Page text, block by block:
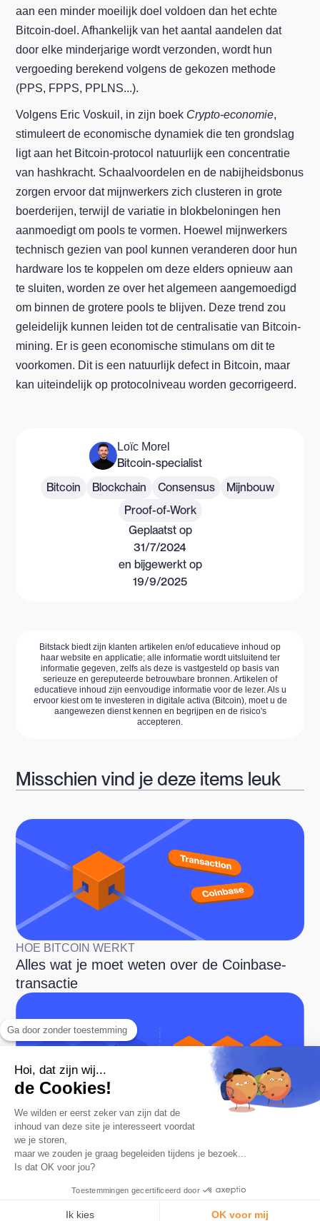
Ga door zonder toestemming
Hoi, dat zijn wij...
de Cookies!
We wilden er eerst zeker van zijn dat de
inhoud van deze site je interesseert voordat
we je storen,
maar we zouden je graag begeleiden tijdens je bezoek...
Is dat OK voor jou?
Toestemmingen gecertificeerd door
Ik kies OK voor mij
aan een minder moeilijk doel voldoen dan het echte
Bitcoin-doel. Afhankelijk van het aantal aandelen dat
door elke minderjarige wordt verzonden, wordt hun
vergoeding berekend volgens de gekozen methode
(PPS, FPPS, PPLNS...).
Volgens Eric Voskuil, in zijn boek Crypto-economie,
stimuleert de economische dynamiek die ten grondslag
ligt aan het Bitcoin-protocol natuurlijk een concentratie
van hashkracht. Schaalvoordelen en de nabijheidsbonus
zorgen ervoor dat mijnwerkers zich clusteren in grote
boerderijen, terwijl de variatie in blokbeloningen hen
aanmoedigt om pools te vormen. Hoewel mijnwerkers
technisch gezien van pool kunnen veranderen door hun
hardware los te koppelen om deze elders opnieuw aan
te sluiten, worden ze over het algemeen aangemoedigd
om binnen de grotere pools te blijven. Deze trend zou
geleidelijk kunnen leiden tot de centralisatie van Bitcoin-
mining. Er is geen economische stimulans om dit te
voorkomen. Dit is een natuurlijk defect in Bitcoin, maar
kan uiteindelijk op protocolniveau worden gecorrigeerd.
Loïc Morel
Bitcoin-specialist
Bitcoin
Blockchain Consensus
Mijnbouw
Proof-of-Work
Geplaatst op
31/7/2024
en bijgewerkt op
19/9/2025
Bitstack biedt zijn klanten artikelen en/of educatieve inhoud op
haar website en applicatie; alle informatie wordt uitsluitend ter
informatie gegeven, zelfs als deze is vastgesteld op basis van
serieuze en gereputeerde betrouwbare bronnen. Artikelen of
educatieve inhoud zijn eenvoudige informatie voor de lezer. Als u
ervoor kiest om te investeren in digitale activa (Bitcoin), moet u de
aangewezen dienst kennen en begrijpen en de risico's
accepteren.
Misschien vind je deze items leuk
HOE BITCOIN WERKT
Alles wat je moet weten over de Coinbase-
transactie
HOE BITCOIN WERKT
Wat is een Mempool op Bitcoin?